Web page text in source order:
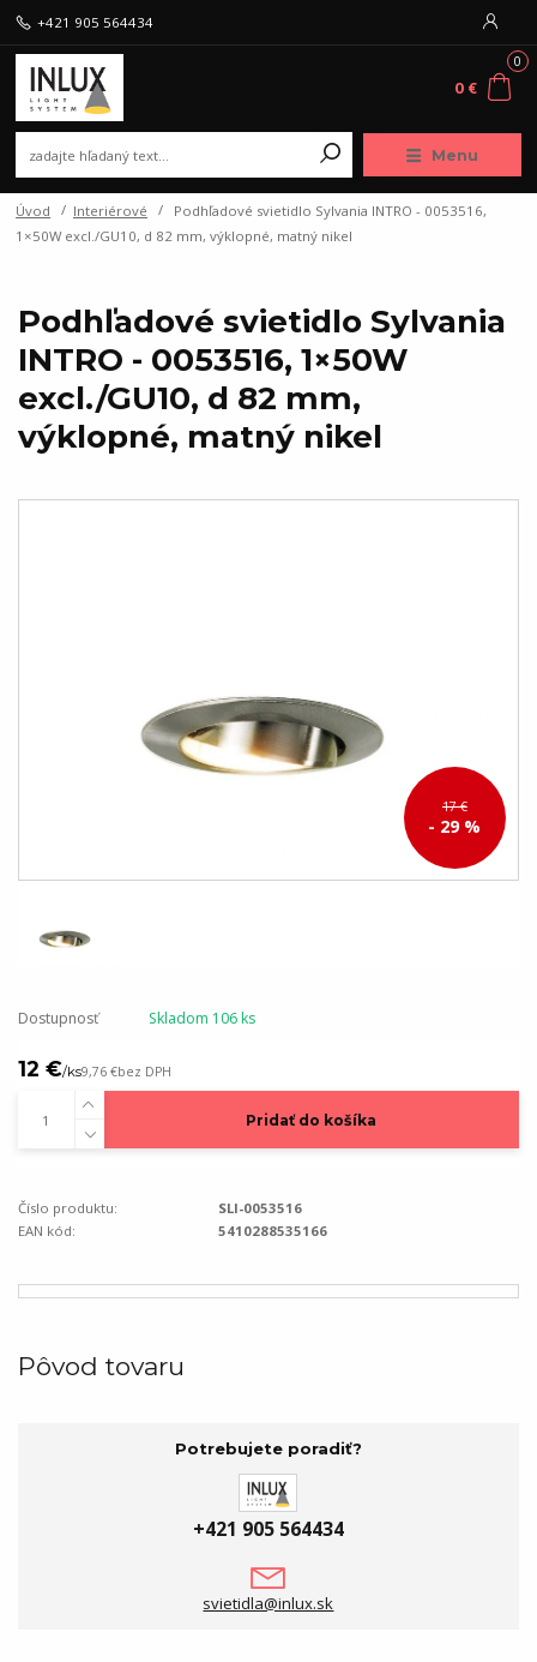
Menu
+421 905 564434
0
0 €
Úvod Interiérové
Podhľadové svietidlo Sylvania INTRO - 0053516,
1×50W excl./GU10, d 82 mm, výklopné, matný nikel
Podhľadové svietidlo Sylvania
INTRO - 0053516, 1×50W
excl./GU10, d 82 mm,
výklopné, matný nikel
17 €
- 29 %
Dostupnosť Skladom 106 ks
12 €/ks9,76 €bez DPH
Pridať do košíka
Číslo produktu:
SLI-0053516
EAN kód:
5410288535166
Pôvod tovaru
Potrebujete poradiť?
+421 905 564434
svietidla@inlux.sk